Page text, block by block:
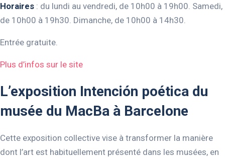
Horaires : du lundi au vendredi, de 10h00 à 19h00. Samedi,
de 10h00 à 19h30. Dimanche, de 10h00 à 14h30.
Entrée gratuite.
Plus d’infos sur le site
L’exposition Intención poética du
musée du MacBa à Barcelone
Cette exposition collective vise à transformer la manière
dont l’art est habituellement présenté dans les musées, en